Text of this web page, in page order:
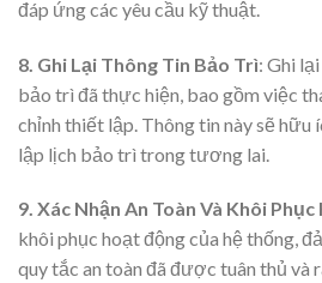
đáp ứng các yêu cầu kỹ thuật.
8. Ghi Lại Thông Tin Bảo Trì: Ghi
bảo trì đã thực hiện, bao gồm việc
chỉnh thiết lập. Thông tin này sẽ hữu
lập lịch bảo trì trong tương lai.
9. Xác Nhận An Toàn Và Khôi
khôi phục hoạt động của hệ thống,
quy tắc an toàn đã được tuân thủ và